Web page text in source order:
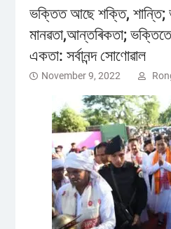
ভক্তিত আছে শক্তি,
মানৱতা,আন্তৰিকতা;
একতা: সর্বানন্দ সোণোৱাল
November 9, 2022